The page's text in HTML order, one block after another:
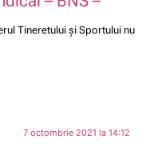
Tineretului și Sportului nu
7 octombrie 2021 la 14:12